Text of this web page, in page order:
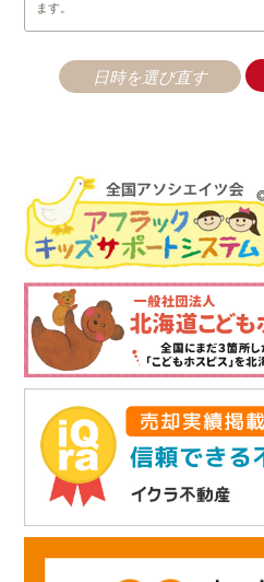
ます。
当社は、不正なアクセスや情報の紛失、
全管理を徹底します。業務の一部として
する場合がありますが、秘密保持契約を
3. 個人情報の利用について
当社は、取得等の際に示した利用目的の
限度内で、個人情報を利用します。個人
場合は、当該第三者に秘密を厳守するよ
明確にし、個人情報の安全管理のために
4. 個人情報の第三者提供について
当社は、原則として以下に定める場合を
せん。
・ お客様の同意がある場合
・ 個人情報保護法その他法令に定めのあ
5. 個人情報に関するお問い合わせ（訂正
当社は、お客様がご自身の個人情報につ
を申し出られた場合は速やかに対応しま
6. 個人情報保護関連規程の制定・実施・
当社は、上記の方針を徹底するため、こ
施し、本プライバシーポリシーの内容を
ライブリーライフ株式会社